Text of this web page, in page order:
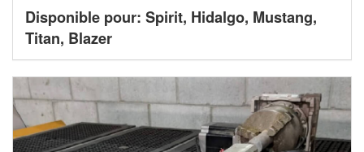
Disponible pour: Spirit, Hidalgo, Mustang,
Titan, Blazer